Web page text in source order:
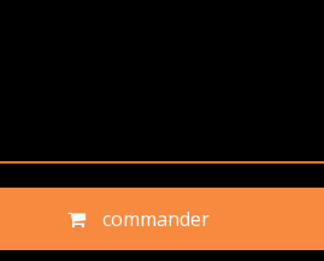
commander